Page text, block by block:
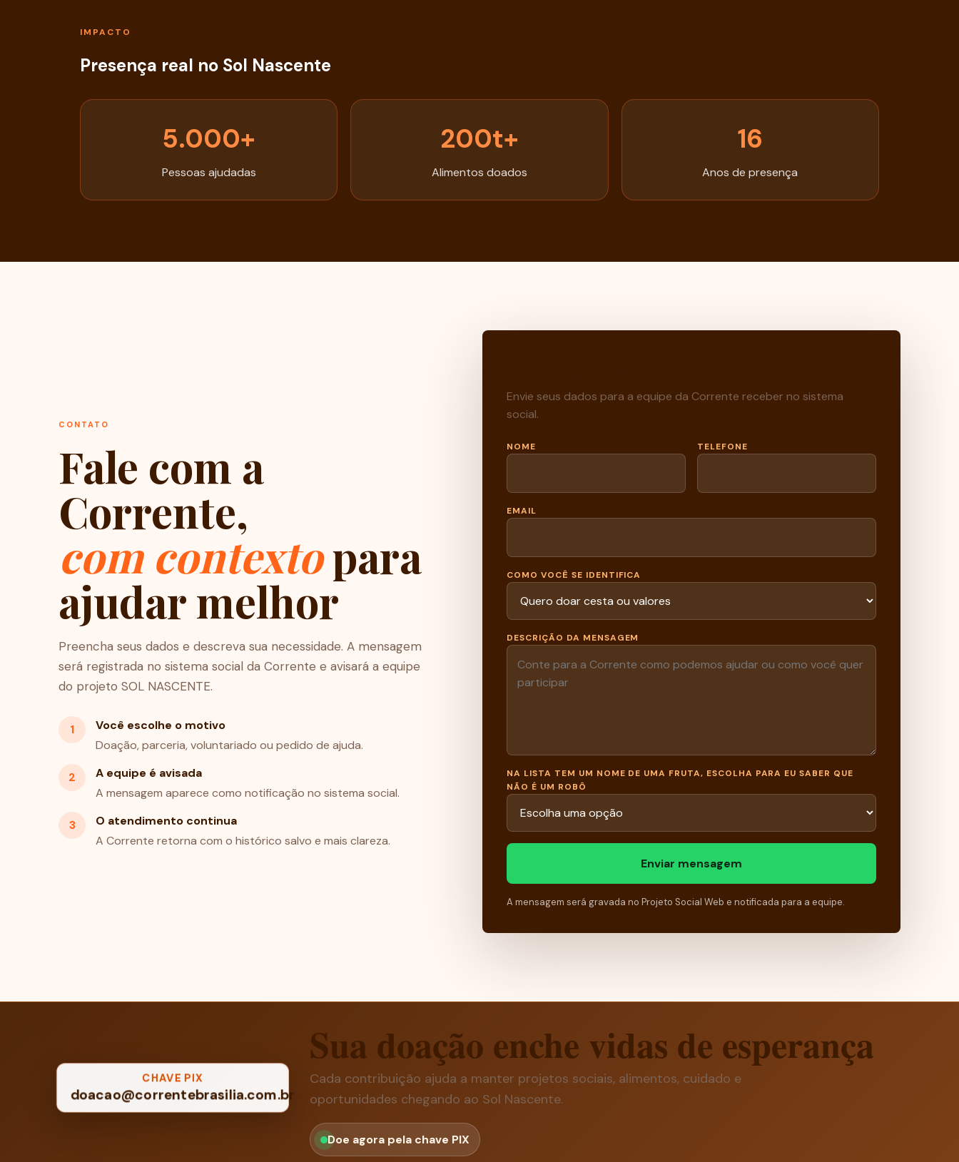
IMPACTO
Presença real no Sol Nascente
5.000+
Pessoas ajudadas
200t+
Alimentos doados
16
Anos de presença
CONTATO
Fale com a
Corrente,
com contextopara
ajudar melhor
Preencha seus dados e descreva sua necessidade. A mensagem
será registrada no sistema social da Corrente e avisará a equipe
do projeto SOL NASCENTE.
1
Você escolhe o motivo
Doação, parceria, voluntariado ou pedido de ajuda.
2
A equipe é avisada
A mensagem aparece como notificação no sistema social.
3
O atendimento continua
A Corrente retorna com o histórico salvo e mais clareza.
Envie seus dados para a equipe da Corrente receber no sistema
social.
NOME TELEFONE
EMAIL
COMO VOCÊ SE IDENTIFICA
DESCRIÇÃO DA MENSAGEM
NA LISTA TEM UM NOME DE UMA FRUTA, ESCOLHA PARA EU SABER QUE
NÃO É UM ROBÔ
Enviar mensagem
A mensagem será gravada no Projeto Social Web e notificada para a equipe.
CHAVE PIX
doacao@correntebrasilia.com.br
Sua doação enche vidas de esperança
Cada contribuição ajuda a manter projetos sociais, alimentos, cuidado e
oportunidades chegando ao Sol Nascente.
Doe agora pela chave PIX